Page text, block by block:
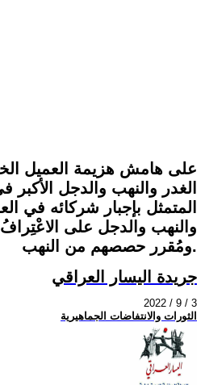
على هامش هزيمة العميل
الغدر والنهب والدجل
المتمثل بإجبار شركائه في
والنهب والدجل على
ومُقرر حصصهم من النهب.
جريدة اليسار العراقي
2022 / 9 / 3
الثورات والانتفاضات الجماهيرية